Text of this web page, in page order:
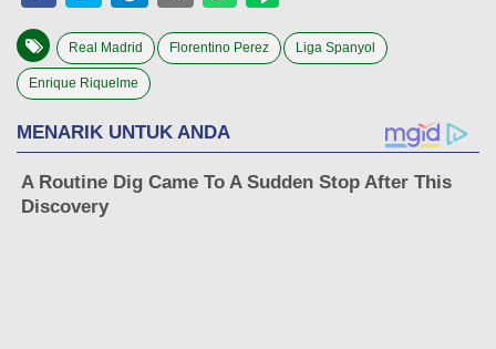
Real Madrid Florentino Perez Liga Spanyol
Enrique Riquelme